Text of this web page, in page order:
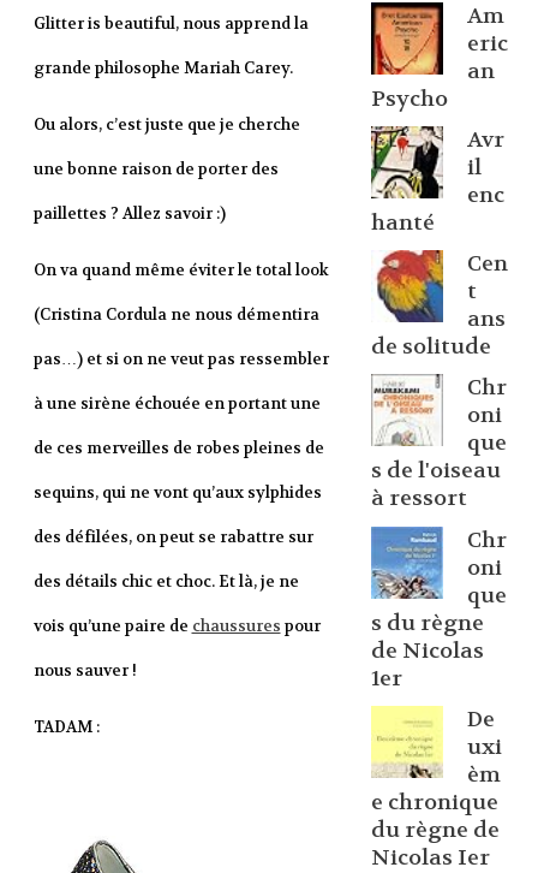
Glitter is beautiful, nous apprend la
grande philosophe Mariah Carey.
Ou alors, c’est juste que je cherche
une bonne raison de porter des
paillettes ? Allez savoir :)
On va quand même éviter le total look
(Cristina Cordula ne nous démentira
pas…) et si on ne veut pas ressembler
à une sirène échouée en portant une
de ces merveilles de robes pleines de
sequins, qui ne vont qu’aux sylphides
des défilées, on peut se rabattre sur
des détails chic et choc. Et là, je ne
vois qu’une paire de chaussures pour
nous sauver !
TADAM :
Am
eric
an
Psycho
Avr
il
enc
hanté
Cen
t
ans
de solitude
Chr
oni
que
s de l'oiseau
à ressort
Chr
oni
que
s du règne
de Nicolas
1er
De
uxi
èm
e chronique
du règne de
Nicolas Ier